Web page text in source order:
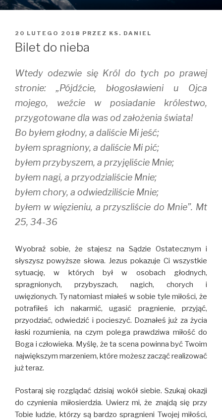
OPUBLIKOWANE
W
20 LUTEGO 2018 PRZEZ KS. DANIEL
Bilet do nieba
Wtedy odezwie się Król do tych po prawej
stronie: „Pójdźcie, błogosławieni u Ojca
mojego, weźcie w posiadanie królestwo,
przygotowane dla was od założenia świata!
Bo byłem głodny, a daliście Mi jeść;
byłem spragniony, a daliście Mi pić;
byłem przybyszem, a przyjęliście Mnie;
byłem nagi, a przyodzialiście Mnie;
byłem chory, a odwiedziliście Mnie;
byłem w więzieniu, a przyszliście do Mnie”. Mt
25, 34-36
Wyobraź sobie, że stajesz na Sądzie Ostatecznym i
słyszysz powyższe słowa. Jezus pokazuje Ci wszystkie
sytuację, w których był w osobach głodnych,
spragnionych, przybyszach, nagich, chorych i
uwięzionych. Ty natomiast miałeś w sobie tyle miłości, że
potrafiłeś ich nakarmić, ugasić pragnienie, przyjąć,
przyodziać, odwiedzić i pocieszyć. Doznałeś już za życia
łaski rozumienia, na czym polega prawdziwa miłość do
Boga i człowieka. Myślę, że ta scena powinna być Twoim
największym marzeniem, które możesz zacząć realizować
już teraz.
Postaraj się rozglądać dzisiaj wokół siebie. Szukaj okazji
do czynienia miłosierdzia. Uwierz mi, że znajdą się przy
Tobie ludzie, którzy są bardzo spragnieni Twojej miłości,